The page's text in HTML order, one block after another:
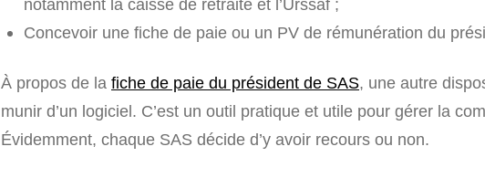
notamment la caisse de retraite et l’Urssaf ;
Concevoir une fiche de paie ou un PV de rémunération du
À propos de la fiche de paie du président de SAS, une autre
munir d’un logiciel. C’est un outil pratique et utile pour gérer la
Évidemment, chaque SAS décide d’y avoir recours ou non.